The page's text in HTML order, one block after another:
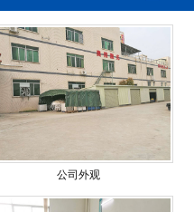
公司外观